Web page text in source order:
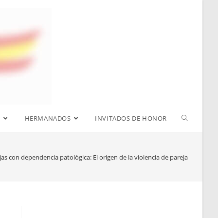
HERMANADOS INVITADOS DE HONOR
con dependencia patológica: El origen de la violencia de pareja